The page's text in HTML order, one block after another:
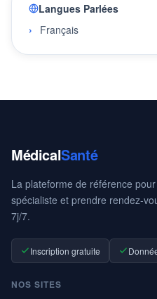
Langues Parlées
Français
MédicalSanté
La plateforme de référence
spécialiste et prendre rendez-
7j/7.
Inscription gratuite
NOS SITES